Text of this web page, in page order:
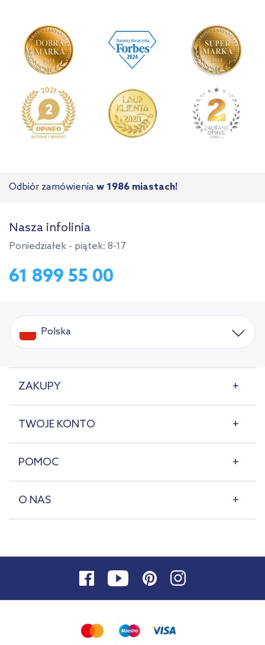
Odbiór zamówienia w 1986 miastach!
Nasza infolinia
Poniedziałek - piątek: 8-17
61 899 55 00
Polska
ZAKUPY
TWOJE KONTO
POMOC
O NAS